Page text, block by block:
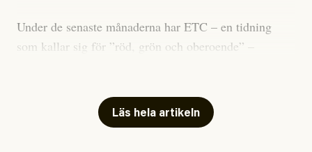
Under de senaste månaderna har ETC – en tidning
som kallar sig för ”röd, grön och oberoende” –
skriver för? Vad betyder det att vara en ”röd, grön och
oberoende” tidning? Och vad är egentligen bra
Läs hela artikeln